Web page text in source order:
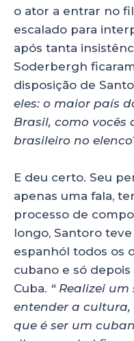
o ator a entrar no
escalado para
após tanta
Soderbergh
disposição de
eles: o maior país
Brasil, como
brasileiro no
E deu certo. Seu
apenas uma fala,
processo de
longo, Santoro
espanhól todos os
cubano e só
Cuba. “ Realizei
entender a
que é ser um